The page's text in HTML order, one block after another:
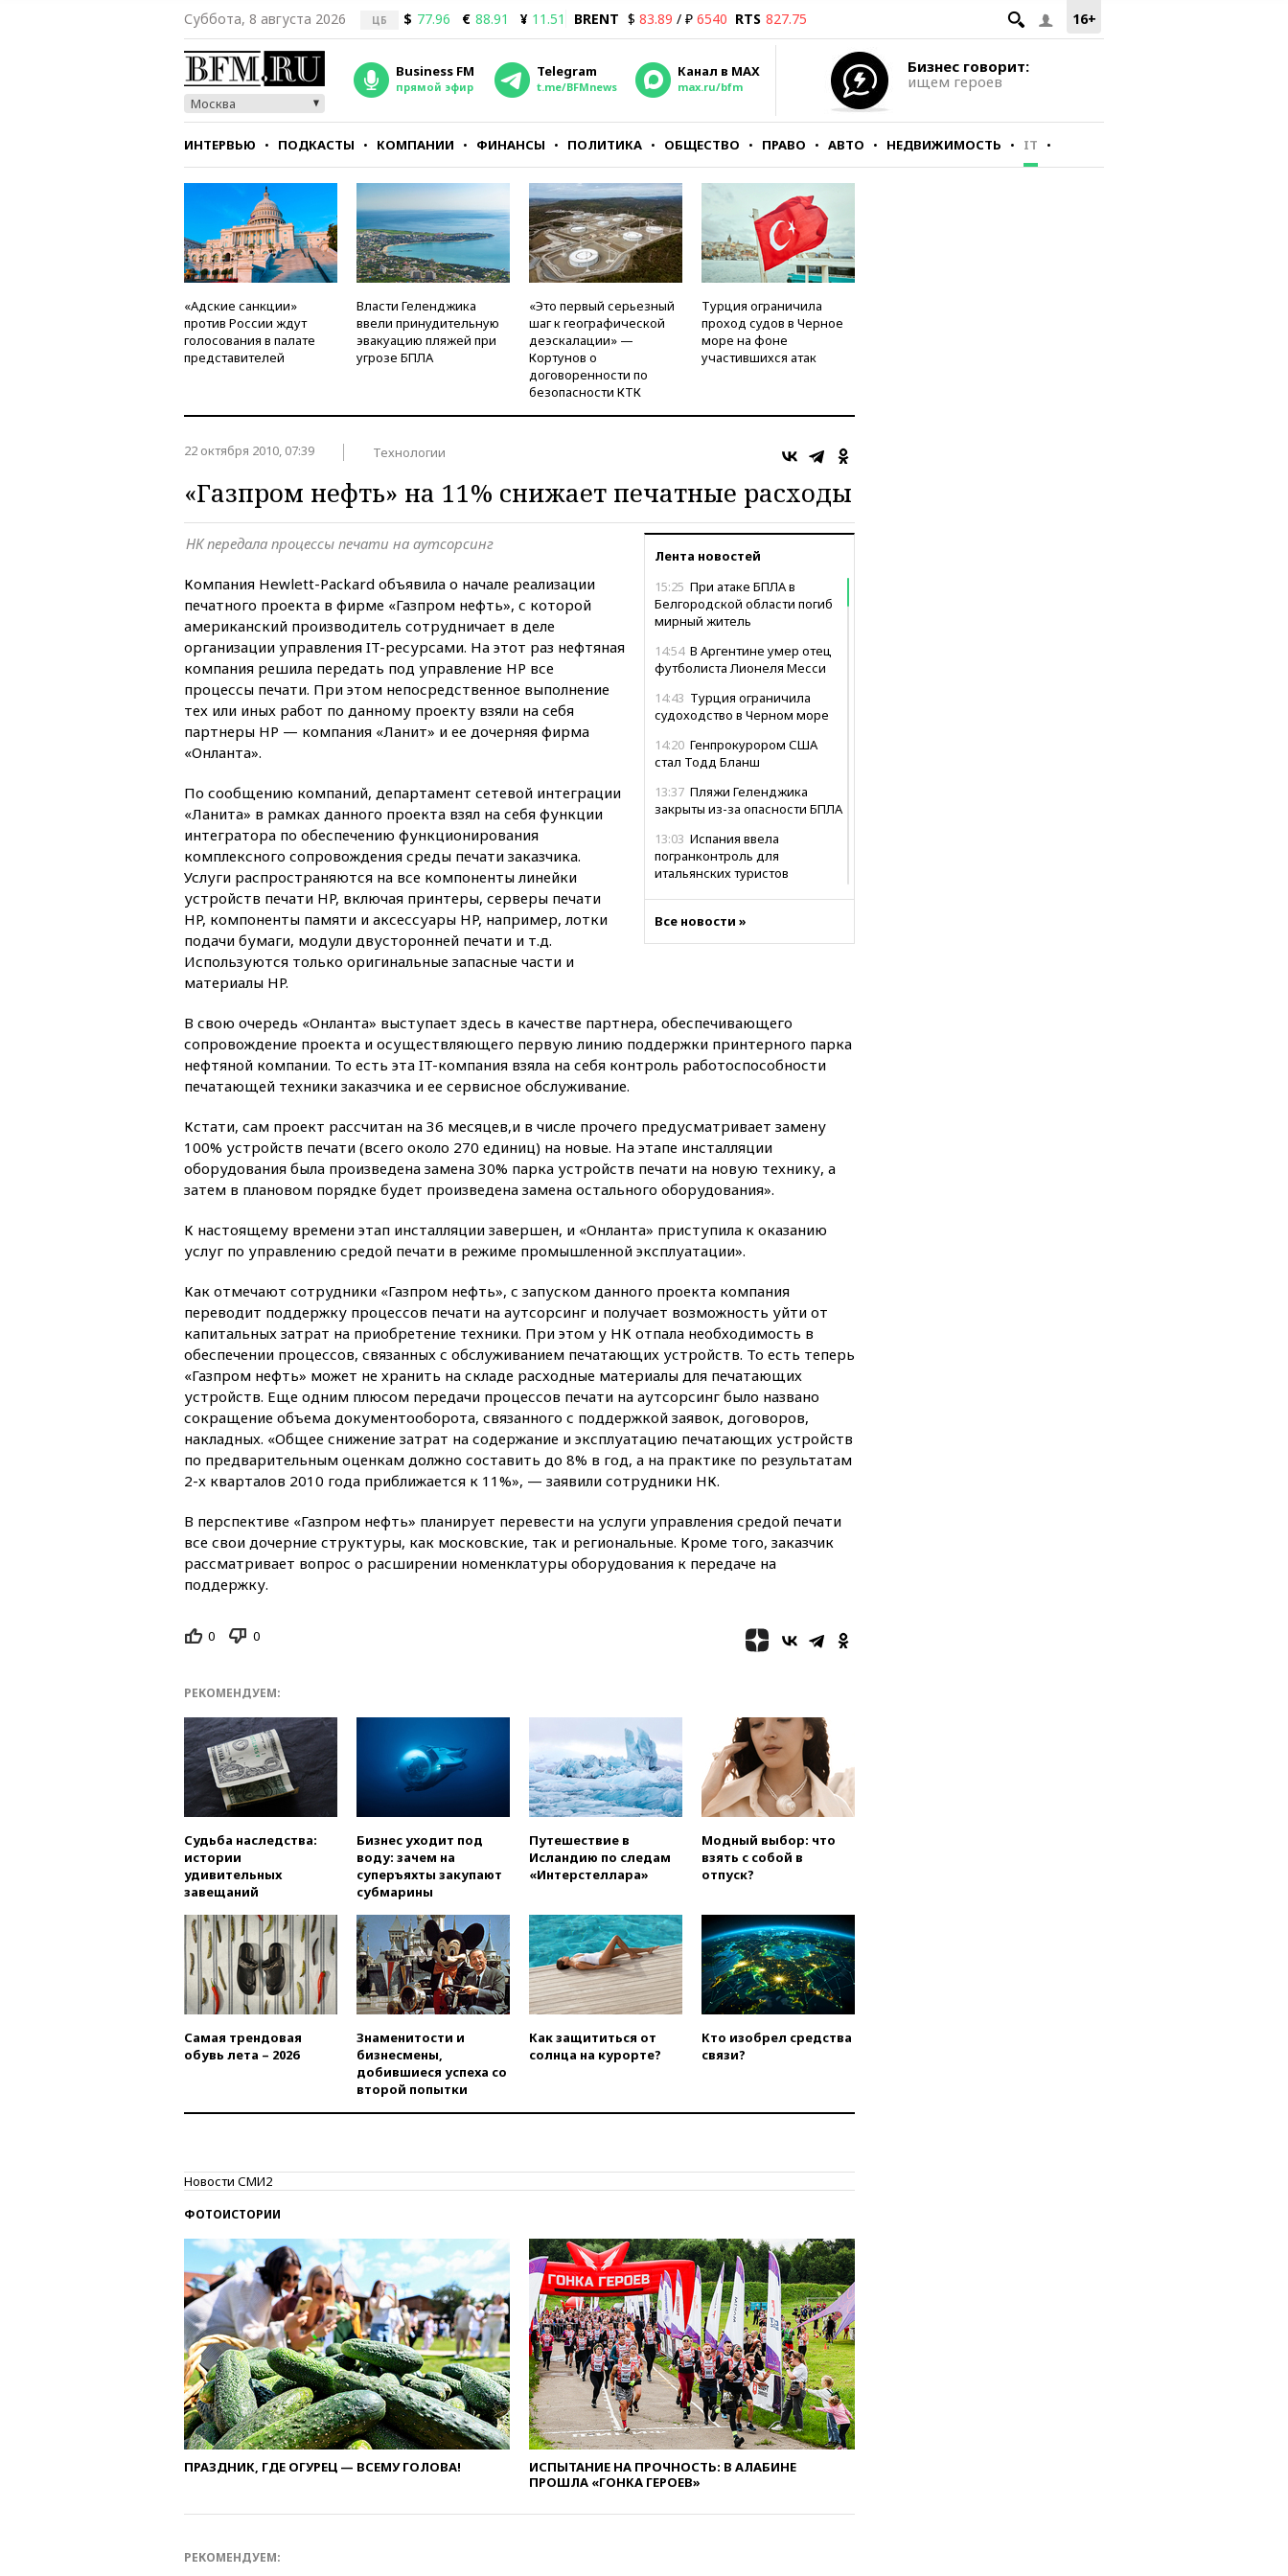
16+
Суббота, 8 августа 2026 ЦБ $ 77.96 € 88.91 ¥ 11.51 BRENT $ 83.89 / ₽ 6540 RTS 827.75
Москва
Business FM
прямой эфир
Telegram
t.me/BFMnews
Канал в MAX
max.ru/bfm
Бизнес говорит:
ищем героев
ИНТЕРВЬЮ ПОДКАСТЫ КОМПАНИИ ФИНАНСЫ ПОЛИТИКА ОБЩЕСТВО ПРАВО АВТО НЕДВИЖИМОСТЬ IT
СТИЛЬ ТЕСТЫ
«Адские санкции»
против России ждут
голосования в палате
представителей
Власти Геленджика
ввели принудительную
эвакуацию пляжей при
угрозе БПЛА
«Это первый серьезный
шаг к географической
деэскалации» —
Кортунов о
договоренности по
безопасности КТК
Турция ограничила
проход судов в Черное
море на фоне
участившихся атак
22 октября 2010, 07:39 Технологии
«Газпром нефть» на 11% снижает печатные расходы
Лента новостей
15:25 При атаке БПЛА в
Белгородской области погиб
мирный житель
14:54 В Аргентине умер отец
футболиста Лионеля Месси
14:43 Турция ограничила
судоходство в Черном море
14:20 Генпрокурором США
стал Тодд Бланш
13:37 Пляжи Геленджика
закрыты из-за опасности БПЛА
13:03 Испания ввела
погранконтроль для
итальянских туристов
12:27Возгорание на Ильском
НПЗ, вызванное атакой БПЛА,
11:07При столкновении
катера и лодки под Самарой
погибли два человека
09:55Силы ПВО перехватили
за утро 85 БПЛА над
территорией РФ
обломков дрона
девяти БПЛА, сбитых на
подлете к Москве
08:42 Силы ПВО сбили почти
400 БПЛА над российскими
регионами
08:16 Лукашенко призвал
белорусов покупать избы в
селах
07:30Нигерия стала
крупнейшим поставщиком
06:30США и Колумбия
обсуждают координацию
усилий против наркотрафика
миграционного кризиса
В Минстрое сравнили
02:30
Трамп попросил
отпустить его с круглого стола
в Госдепе, чтобы «вести
войну»
01:35
Мигрант погиб при
попытке попасть из Марокко в
Сеуту на параплане
00:30
FT: ЕС не готов принять в
блок Украину из-за уровня
вчера, 23:35Лукашенко
объяснил экономическую
выгоду безвизового режима с
ЕС
вчера, 22:59На башню
Москве вернут утраченную
скульптуру балерины
протаранил погранпункт при
анонсировал скорое
соглашение о прекращении
вчера, 22:15Три человека
получили ножевые ранения
при нападении в Чехии
вчера, 22:00Путин поручил
выделить средства на новые
РЛС для Белгородской
области
вчера, 21:56The Atlantic: Маск
отказал Украине в
использовании Starlink для
атак вглубь РФ
вчера, 21:35После пожара на
складе в Брянске возбудили
Все новости »
НК передала процессы печати на аутсорсинг
Компания Hewlett-Packard объявила о начале реализации
печатного проекта в фирме «Газпром нефть», с которой
американский производитель сотрудничает в деле
организации управления IT-ресурсами. На этот раз нефтяная
компания решила передать под управление HP все
процессы печати. При этом непосредственное выполнение
тех или иных работ по данному проекту взяли на себя
партнеры HP — компания «Ланит» и ее дочерняя фирма
«Онланта».
По сообщению компаний, департамент сетевой интеграции
«Ланита» в рамках данного проекта взял на себя функции
интегратора по обеспечению функционирования
комплексного сопровождения среды печати заказчика.
Услуги распространяются на все компоненты линейки
устройств печати HP, включая принтеры, серверы печати
HP, компоненты памяти и аксессуары HP, например, лотки
подачи бумаги, модули двусторонней печати и т.д.
Используются только оригинальные запасные части и
материалы HP.
В свою очередь «Онланта» выступает здесь в качестве партнера, обеспечивающего
сопровождение проекта и осуществляющего первую линию поддержки принтерного парка
нефтяной компании. То есть эта IT-компания взяла на себя контроль работоспособности
печатающей техники заказчика и ее сервисное обслуживание.
Кстати, сам проект рассчитан на 36 месяцев,и в числе прочего предусматривает замену
100% устройств печати (всего около 270 единиц) на новые. На этапе инсталляции
оборудования была произведена замена 30% парка устройств печати на новую технику, а
затем в плановом порядке будет произведена замена остального оборудования».
К настоящему времени этап инсталляции завершен, и «Онланта» приступила к оказанию
услуг по управлению средой печати в режиме промышленной эксплуатации».
Как отмечают сотрудники «Газпром нефть», с запуском данного проекта компания
переводит поддержку процессов печати на аутсорсинг и получает возможность уйти от
капитальных затрат на приобретение техники. При этом у НК отпала необходимость в
обеспечении процессов, связанных с обслуживанием печатающих устройств. То есть теперь
«Газпром нефть» может не хранить на складе расходные материалы для печатающих
устройств. Еще одним плюсом передачи процессов печати на аутсорсинг было названо
сокращение объема документооборота, связанного с поддержкой заявок, договоров,
накладных. «Общее снижение затрат на содержание и эксплуатацию печатающих устройств
по предварительным оценкам должно составить до 8% в год, а на практике по результатам
2-х кварталов 2010 года приближается к 11%», — заявили сотрудники НК.
В перспективе «Газпром нефть» планирует перевести на услуги управления средой печати
все свои дочерние структуры, как московские, так и региональные. Кроме того, заказчик
рассматривает вопрос о расширении номенклатуры оборудования к передаче на
поддержку.
0 0
РЕКОМЕНДУЕМ:
Судьба наследства:
истории
удивительных
завещаний
Бизнес уходит под
воду: зачем на
суперъяхты закупают
субмарины
Путешествие в
Исландию по следам
«Интерстеллара»
Модный выбор: что
взять с собой в
отпуск?
Самая трендовая
обувь лета – 2026
Знаменитости и
бизнесмены,
добившиеся успеха со
второй попытки
Как защититься от
солнца на курорте?
Кто изобрел средства
связи?
Новости СМИ2
ФОТОИСТОРИИ
ПРАЗДНИК, ГДЕ ОГУРЕЦ — ВСЕМУ ГОЛОВА!
ИСПЫТАНИЕ НА ПРОЧНОСТЬ: В АЛАБИНЕ
ПРОШЛА «ГОНКА ГЕРОЕВ»
РЕКОМЕНДУЕМ: